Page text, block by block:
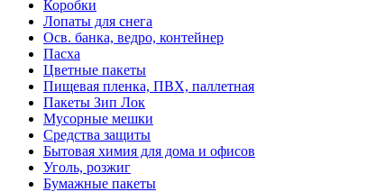
Коробки
Лопаты для снега
Осв. банка, ведро, контейнер
Пасха
Цветные пакеты
Пищевая пленка, ПВХ, паллетная
Пакеты Зип Лок
Мусорные мешки
Средства защиты
Бытовая химия для дома и офисов
Уголь, розжиг
Бумажные пакеты